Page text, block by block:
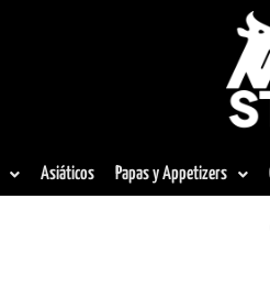
Asiáticos Papas y Appetizers